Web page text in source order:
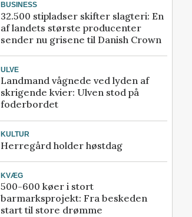
BUSINESS
32.500 stipladser skifter slagteri: En
af landets største producenter
sender nu grisene til Danish Crown
ULVE
Landmand vågnede ved lyden af
skrigende kvier: Ulven stod på
foderbordet
KULTUR
Herregård holder høstdag
KVÆG
500-600 køer i stort
barmarksprojekt: Fra beskeden
start til store drømme